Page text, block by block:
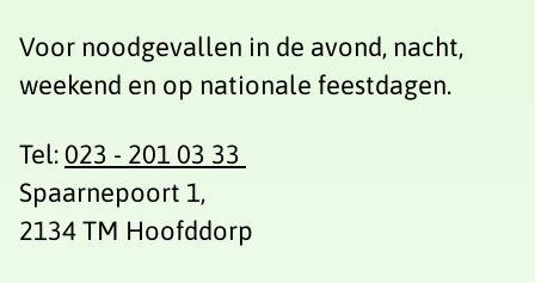
Voor noodgevallen in de avond, nacht,
weekend en op nationale feestdagen.
Tel:023 - 201 03 33
Spaarnepoort 1,
2134 TM Hoofddorp